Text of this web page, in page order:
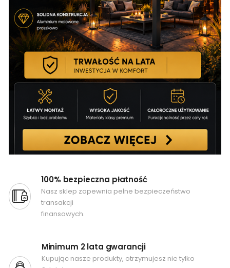
100% bezpieczna płatność
Nasz sklep zapewnia pełne bezpieczeństwo
transakcji
finansowych.
Minimum 2 lata gwarancji
Kupując nasze produkty, otrzymujesz nie tylko